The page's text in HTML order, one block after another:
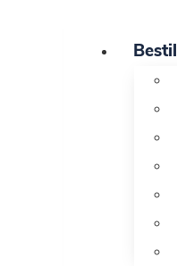
indhold
Bestil